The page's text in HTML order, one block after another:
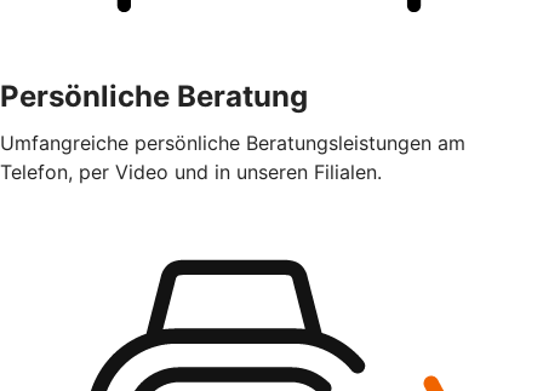
Persönliche Beratung
Umfangreiche persönliche Beratungsleistungen am
Telefon, per Video und in unseren Filialen.